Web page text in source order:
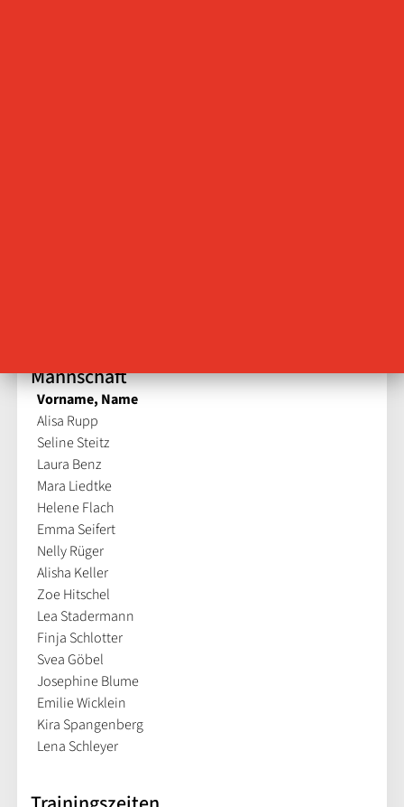
Mannschaft
Vorname, Name
Alisa Rupp
Seline Steitz
Laura Benz
Mara Liedtke
Helene Flach
Emma Seifert
Nelly Rüger
Alisha Keller
Zoe Hitschel
Lea Stadermann
Finja Schlotter
Svea Göbel
Josephine Blume
Emilie Wicklein
Kira Spangenberg
Lena Schleyer